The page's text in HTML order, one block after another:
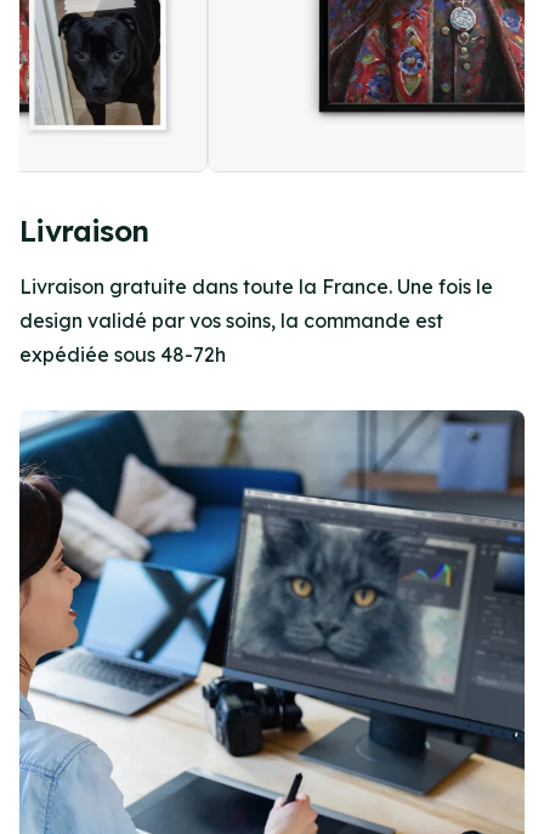
5
of
4
Livraison
Livraison gratuite dans toute la France. Une fois le
design validé par vos soins, la commande est
expédiée sous 48-72h